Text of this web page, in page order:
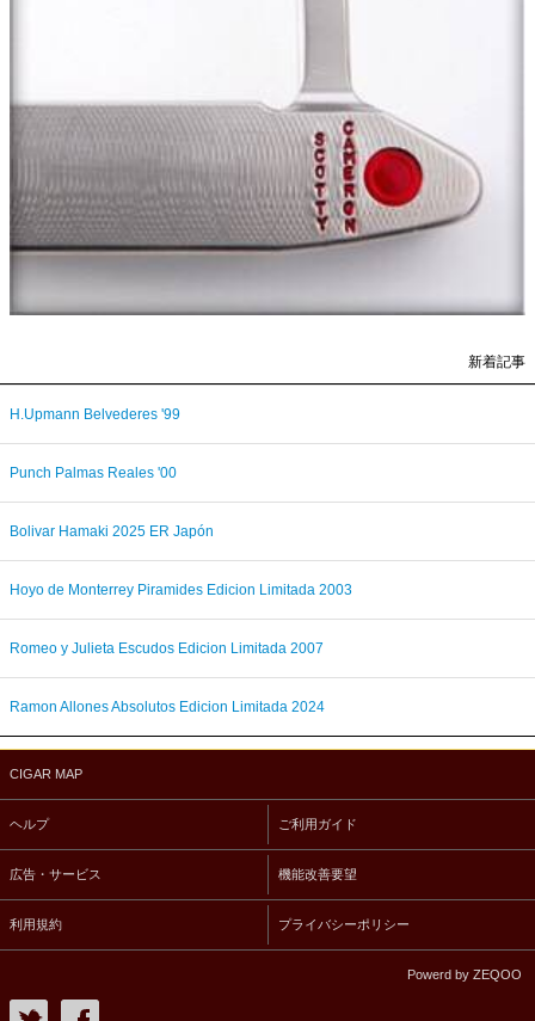
新着記事
H.Upmann Belvederes '99
Punch Palmas Reales '00
Bolivar Hamaki 2025 ER Japón
Hoyo de Monterrey Piramides Edicion Limitada 2003
Romeo y Julieta Escudos Edicion Limitada 2007
Ramon Allones Absolutos Edicion Limitada 2024
CIGAR MAP
ヘルプ ご利用ガイド
広告・サービス 機能改善要望
利用規約 プライバシーポリシー
Powerd by ZEQOO